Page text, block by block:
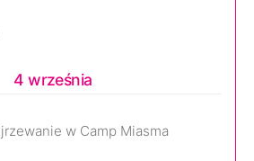
4 września
w Camp Miasma